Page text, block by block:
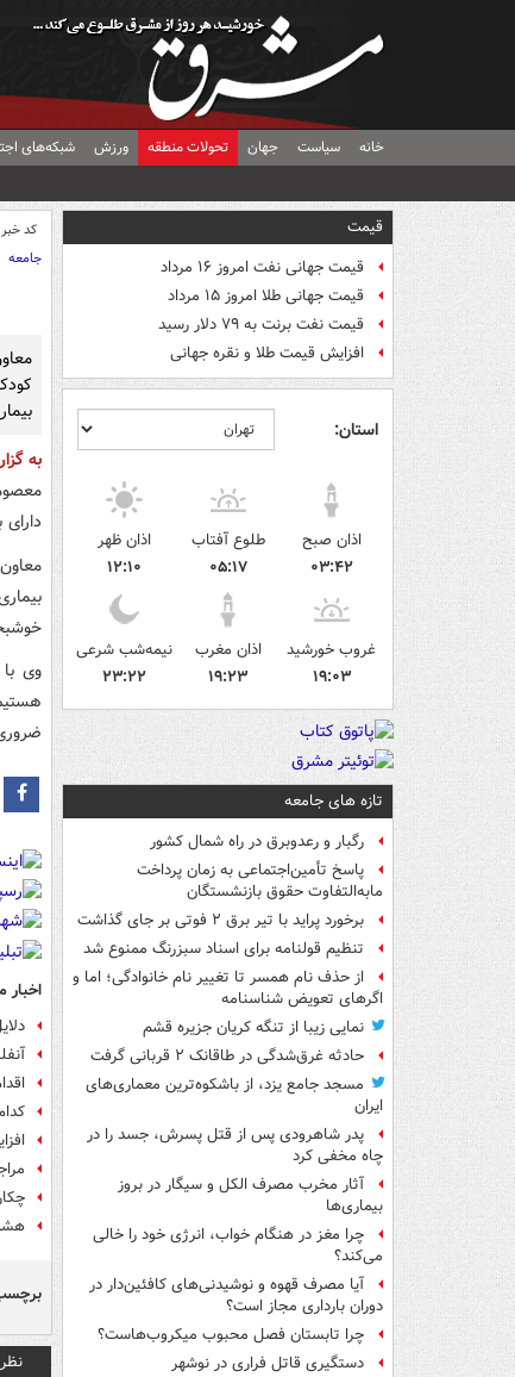
خانه سیاست جهان تحولات منطقه ورزش شبکه‌های
قیمت
قیمت جهانی نفت امروز ۱۶ مرداد
قیمت جهانی طلا امروز ۱۵ مرداد
قیمت نفت برنت به ۷۹ دلار رسید
افزایش قیمت طلا و نقره جهانی
استان:
اذان صبح
۰۳:۴۲
طلوع آفتاب
۰۵:۱۷
اذان ظهر
۱۲:۱۰
غروب خورشید
۱۹:۰۳
اذان مغرب
۱۹:۲۳
نیمه‌شب شرعی
۲۳:۲۲
تازه های جامعه
رگبار و رعدوبرق در راه شمال کشور
پاسخ تأمین‌اجتماعی به زمان پرداخت
مابه‌التفاوت حقوق بازنشستگان
برخورد پراید با تیر برق ۲ فوتی بر جای گذاشت
تنظیم قولنامه برای اسناد سبزرنگ ممنوع شد
از حذف نام همسر تا تغییر نام خانوادگی؛ اما و
اگرهای تعویض شناسنامه
نمایی زیبا از تنگه کریان جزیره قشم
حادثه غرق‌شدگی در طاقانک ۲ قربانی گرفت
مسجد جامع یزد، از باشکوه‌ترین معماری‌های
ایران
پدر شاهرودی پس از قتل پسرش، جسد را در
چاه مخفی کرد
آثار مخرب مصرف الکل و سیگار در بروز
بیماری‌ها
چرا مغز در هنگام خواب، انرژی خود را خالی
می‌کند؟
آیا مصرف قهوه و نوشیدنی‌های کافئین‌دار در
دوران بارداری مجاز است؟
چرا تابستان فصل محبوب میکروب‌هاست؟
دستگیری قاتل فراری در نوشهر
کد خبر
جامعه
به
وی
اخبار
افزایش ۴۰درصدی
مراجعه ۲۵ دانش آموز با علائم